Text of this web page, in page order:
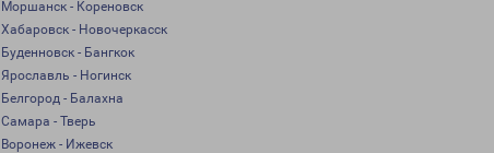
Моршанск - Кореновск
Хабаровск - Новочеркасск
Буденновск - Бангкок
Ярославль - Ногинск
Белгород - Балахна
Самара - Тверь
Воронеж - Ижевск